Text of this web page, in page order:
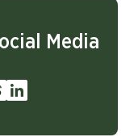
Media